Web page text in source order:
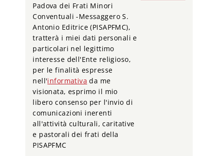
Padova dei Frati Minori
Conventuali -Messaggero S.
Antonio Editrice (PISAPFMC),
tratterà i miei dati personali e
particolari nel legittimo
interesse dell'Ente religioso,
per le finalità espresse
nell'informativa da me
visionata, esprimo il mio
libero consenso per l'invio di
comunicazioni inerenti
all'attività culturali, caritative
e pastorali dei frati della
PISAPFMC